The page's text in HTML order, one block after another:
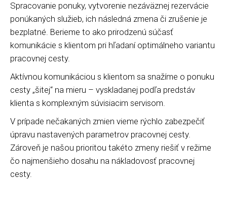
Spracovanie ponuky, vytvorenie nezáväznej rezervácie
ponúkaných služieb, ich následná zmena či zrušenie je
bezplatné. Berieme to ako prirodzenú súčasť
komunikácie s klientom pri hľadaní optimálneho variantu
pracovnej cesty.
Aktívnou komunikáciou s klientom sa snažíme o ponuku
cesty „šitej“ na mieru – vyskladanej podľa predstáv
klienta s komplexným súvisiacim servisom.
V prípade nečakaných zmien vieme rýchlo zabezpečiť
úpravu nastavených parametrov pracovnej cesty.
Zároveň je našou prioritou takéto zmeny riešiť v režime
čo najmenšieho dosahu na nákladovosť pracovnej
cesty.